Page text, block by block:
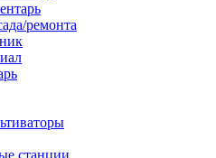
ремонта
станции